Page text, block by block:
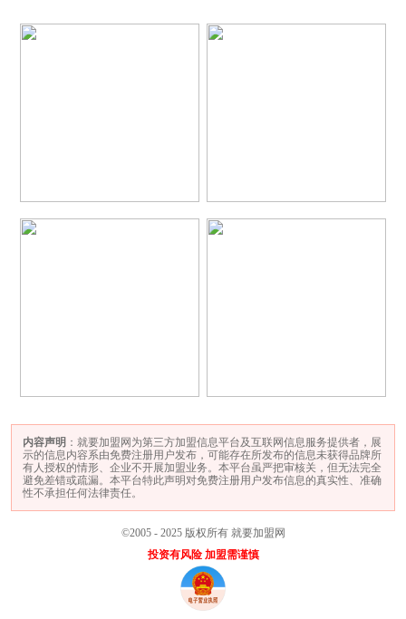
内容声明 ：就要加盟网为第三方加盟信息平台及互联网信息服务提供者，展
示的信息内容系由免费注册用户发布，可能存在所发布的信息未获得品牌所
有人授权的情形、企业不开展加盟业务。本平台虽严把审核关，但无法完全
避免差错或疏漏。本平台特此声明对免费注册用户发布信息的真实性、准确
性不承担任何法律责任。
©2005 - 2025 版权所有 就要加盟网
投资有风险 加盟需谨慎